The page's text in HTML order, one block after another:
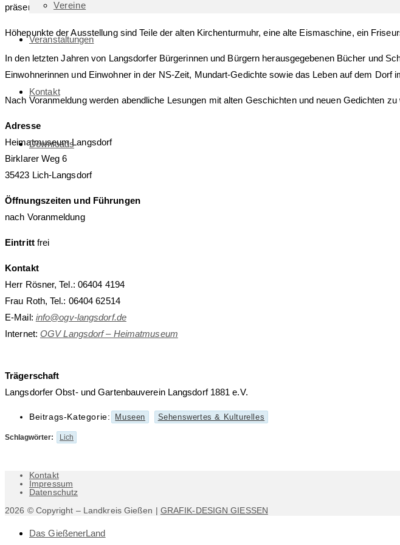
Vereine
Veranstaltungen
Kontakt
Downloads
präsentiert.
Höhepunkte der Ausstellung sind Teile der alten Kirchenturmuhr, eine alte Eismaschine, ein
In den letzten Jahren von Langsdorfer Bürgerinnen und Bürgern herausgegebenen Bücher und
Einwohnerinnen und Einwohner in der NS-Zeit, Mundart-Gedichte sowie das Leben auf dem Dorf
Nach Voranmeldung werden abendliche Lesungen mit alten Geschichten und neuen Gedichten
Adresse
Heimatmuseum Langsdorf
Birklarer Weg 6
35423 Lich-Langsdorf
Öffnungszeiten und Führungen
nach Voranmeldung
Eintrittfrei
Kontakt
Herr Rösner, Tel.: 06404 4194
Frau Roth, Tel.: 06404 62514
E-Mail: info@ogv-langsdorf.de
Internet: OGV Langsdorf – Heimatmuseum
Trägerschaft
Langsdorfer Obst- und Gartenbauverein Langsdorf 1881 e.V.
Beitrags-Kategorie: Museen Sehenswertes & Kulturelles
Schlagwörter: Lich
Kontakt
Impressum
Datenschutz
2026 © Copyright – Landkreis Gießen | GRAFIK-DESIGN GIESSEN
Das GießenerLand